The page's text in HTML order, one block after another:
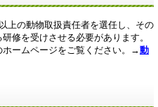
上の動物取扱責任者を選任し、その
修を受けさせる必要があります。
ームページをご覧ください。→動